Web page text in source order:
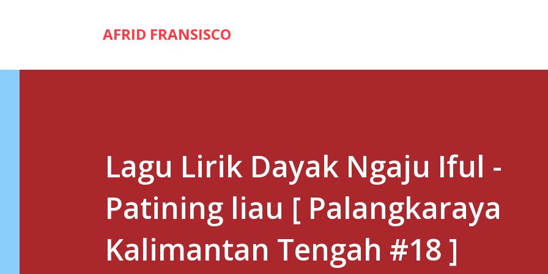
AFRID FRANSISCO
Lagu Lirik Dayak Ngaju Iful -
Patining liau [ Palangkaraya
Kalimantan Tengah #18 ]